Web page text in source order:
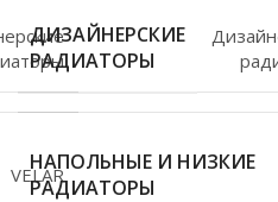
VELAR
ДИЗАЙНЕРСКИЕ
РАДИАТОРЫ
НАПОЛЬНЫЕ И НИЗКИЕ
РАДИАТОРЫ